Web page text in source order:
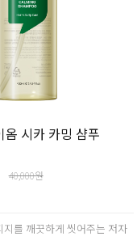
옴 시카 카밍 샴푸
40,000원
를 깨끗하게 씻어주는 저자